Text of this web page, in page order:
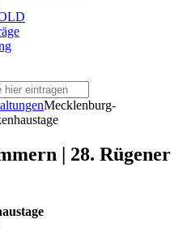
Mecklenburg-
| 28. Rügener